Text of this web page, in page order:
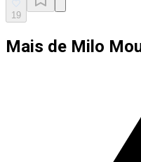
19
Mais de Milo